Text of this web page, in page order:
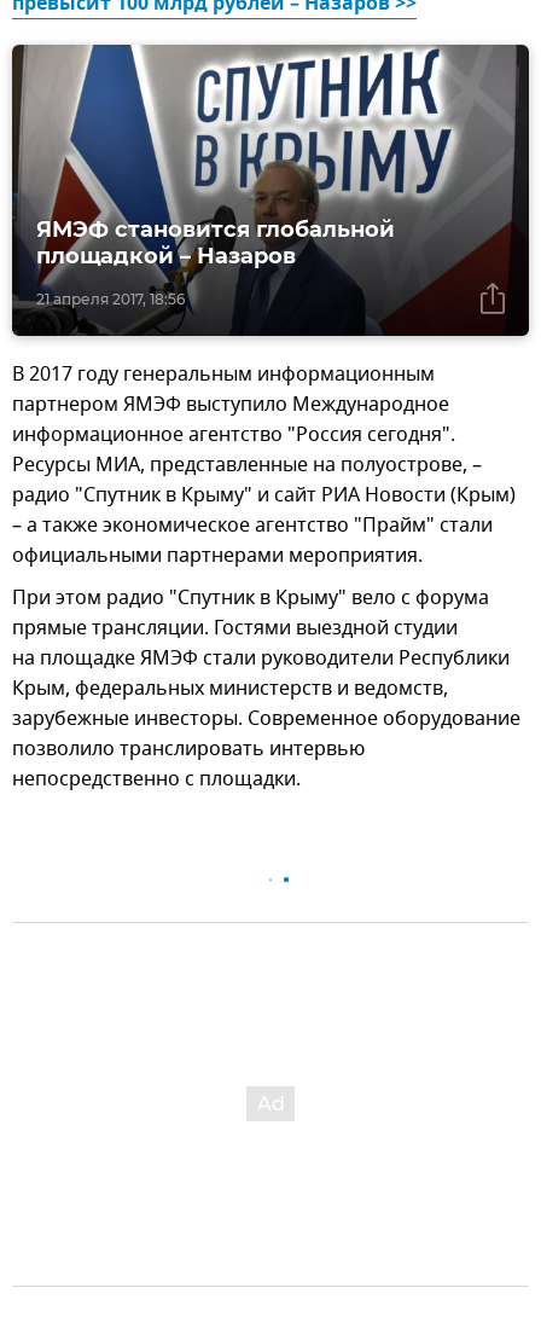
21 апреля 2017, 18:56
ЯМЭФ становится глобальной
площадкой – Назаров
В 2017 году генеральным информационным
партнером ЯМЭФ выступило Международное
информационное агентство "Россия сегодня".
Ресурсы МИА, представленные на полуострове, –
радио "Спутник в Крыму" и сайт РИА Новости (Крым)
– а также экономическое агентство "Прайм" стали
официальными партнерами мероприятия.
При этом радио "Спутник в Крыму" вело с форума
прямые трансляции. Гостями выездной студии
на площадке ЯМЭФ стали руководители Республики
Крым, федеральных министерств и ведомств,
зарубежные инвесторы. Современное оборудование
позволило транслировать интервью
непосредственно с площадки.